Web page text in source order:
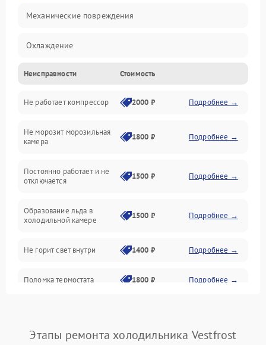
Механические повреждения
Охлаждение
Механика
Электропитание
Дренаж
Неисправности Стоимость
Не работает компрессор 2000 ₽ Подробнее →
Не морозит морозильная
камера
1800 ₽ Подробнее →
Постоянно работает и не
отключается
1500 ₽ Подробнее →
Образование льда в
холодильной камере
1500 ₽ Подробнее →
Не горит свет внутри 1400 ₽ Подробнее →
Поломка термостата 1800 ₽ Подробнее →
Поломка системы No Frost 2600 ₽ Подробнее →
Этапы ремонта холодильника Vestfrost